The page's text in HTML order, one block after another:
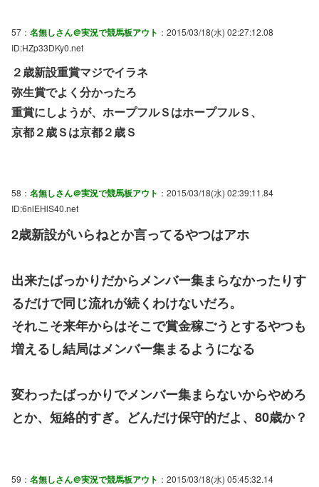
57： 名無しさん＠実況で競馬板アウト ：2015/03/18(水) 02:27:12.08
ID:HZp33DKy0.net
２歳新設重賞マジでイラネ
弥生賞でよく分かったろ
重賞にしようが、ホープフルＳはホープフルＳ、
京都２歳Ｓは京都２歳Ｓ
58： 名無しさん＠実況で競馬板アウト ：2015/03/18(水) 02:39:11.84
ID:6nlEHlS40.net
2歳新設がいらねとか言ってるやつはアホ
出来たばっかりだからメンバー集まらなかったりす
るだけで同じ流れが続くわけないだろ。
それこそ来年からはそこで賞金稼ごうとするやつも
増えるし結局はメンバー集まるようになる
変わったばっかりでメンバー集まらないからやめろ
とか、短絡的すぎ。どんだけ保守的だよ、80歳か？
59： 名無しさん＠実況で競馬板アウト ：2015/03/18(水) 05:45:32.14